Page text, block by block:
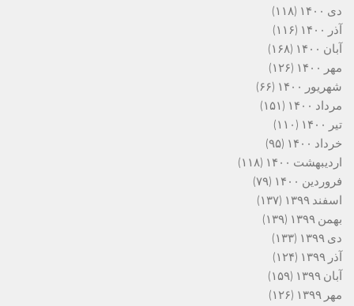
دی ۱۴۰۰
(۱۱۸)
آذر ۱۴۰۰
(۱۱۶)
آبان ۱۴۰۰
(۱۶۸)
مهر ۱۴۰۰
(۱۲۶)
شهریور ۱۴۰۰
(۶۶)
مرداد ۱۴۰۰
(۱۵۱)
تیر ۱۴۰۰
(۱۱۰)
خرداد ۱۴۰۰
(۹۵)
اردیبهشت ۱۴۰۰
(۱۱۸)
فروردین ۱۴۰۰
(۷۹)
اسفند ۱۳۹۹
(۱۳۷)
بهمن ۱۳۹۹
(۱۳۹)
دی ۱۳۹۹
(۱۳۳)
آذر ۱۳۹۹
(۱۲۴)
آبان ۱۳۹۹
(۱۵۹)
مهر ۱۳۹۹
(۱۲۶)